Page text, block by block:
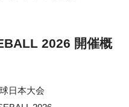
2026 開催概
日本大会